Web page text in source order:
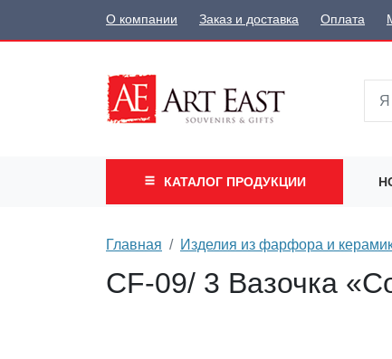
О компании Заказ и доставка Оплата
КАТАЛОГ ПРОДУКЦИИ
Главная Изделия из фарфора и
CF-09/ 3 Вазочка